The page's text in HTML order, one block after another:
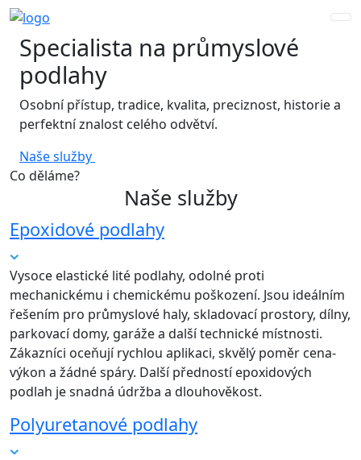
Specialista na průmyslové
podlahy
Osobní přístup, tradice, kvalita, preciznost, historie a
perfektní znalost celého odvětví.
Naše služby
Co děláme?
Naše služby
Epoxidové podlahy
Vysoce elastické lité podlahy, odolné proti
mechanickému i chemickému poškození. Jsou ideálním
řešením pro průmyslové haly, skladovací prostory, dílny,
parkovací domy, garáže a další technické místnosti.
Zákazníci oceňují rychlou aplikaci, skvělý poměr cena-
výkon a žádné spáry. Další předností epoxidových
podlah je snadná údržba a dlouhověkost.
Polyuretanové podlahy